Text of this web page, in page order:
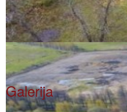
Galerija